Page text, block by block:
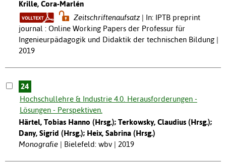
Krille, Cora-Marlén
Zeitschriftenaufsatz
In: IPTB preprint
journal : Online Working Papers der Professur für
Ingenieurpädagogik und Didaktik der technischen Bildung |
2019
24
Hochschullehre & Industrie 4.0. Herausforderungen -
Lösungen - Perspektiven.
Härtel, Tobias Hanno (Hrsg.); Terkowsky, Claudius (Hrsg.);
Dany, Sigrid (Hrsg.); Heix, Sabrina (Hrsg.)
Monografie
Bielefeld: wbv | 2019